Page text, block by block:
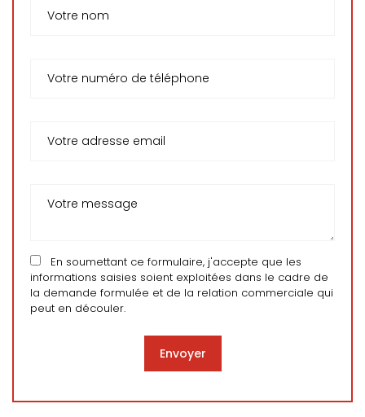
En soumettant ce formulaire, j'accepte que les
informations saisies soient exploitées dans le cadre de
la demande formulée et de la relation commerciale qui
peut en découler.